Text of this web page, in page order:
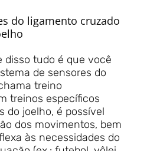
do ligamento cruzado
disso tudo é que você
de sensores do
treino
treinos específicos
do joelho, é possível
dos movimentos, bem
às necessidades do